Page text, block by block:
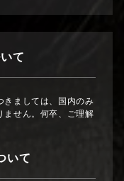
て
きましては、国内のみ
ません。何卒、ご理解
いて